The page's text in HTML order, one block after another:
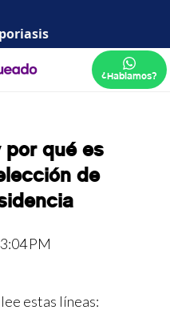
¿Hablamos?
por qué es
de
PM
estas líneas: